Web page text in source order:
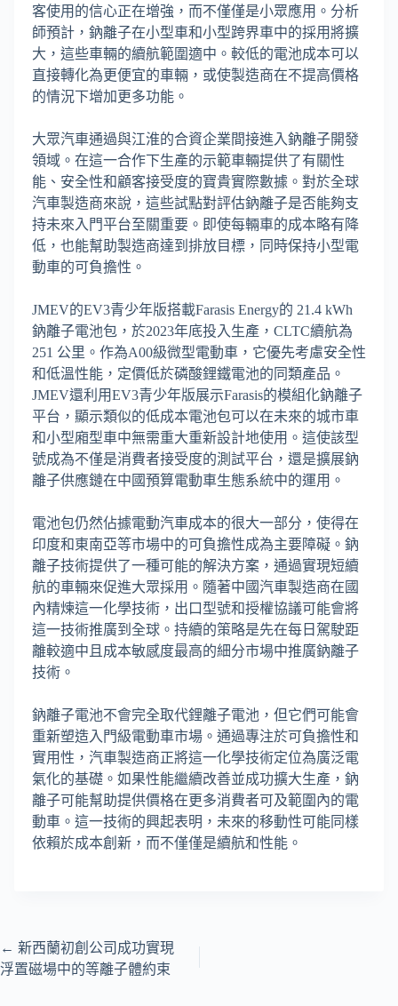
客使用的信心正在增強，而不僅僅是小眾應用。分析
師預計，鈉離子在小型車和小型跨界車中的採用將擴
大，這些車輛的續航範圍適中。較低的電池成本可以
直接轉化為更便宜的車輛，或使製造商在不提高價格
的情況下增加更多功能。
大眾汽車通過與江淮的合資企業間接進入鈉離子開發
領域。在這一合作下生產的示範車輛提供了有關性
能、安全性和顧客接受度的寶貴實際數據。對於全球
汽車製造商來說，這些試點對評估鈉離子是否能夠支
持未來入門平台至關重要。即使每輛車的成本略有降
低，也能幫助製造商達到排放目標，同時保持小型電
動車的可負擔性。
JMEV的EV3青少年版搭載Farasis Energy的 21.4 kWh
鈉離子電池包，於2023年底投入生產，CLTC續航為
251 公里。作為A00級微型電動車，它優先考慮安全性
和低溫性能，定價低於磷酸鋰鐵電池的同類產品。
JMEV還利用EV3青少年版展示Farasis的模組化鈉離子
平台，顯示類似的低成本電池包可以在未來的城市車
和小型廂型車中無需重大重新設計地使用。這使該型
號成為不僅是消費者接受度的測試平台，還是擴展鈉
離子供應鏈在中國預算電動車生態系統中的運用。
電池包仍然佔據電動汽車成本的很大一部分，使得在
印度和東南亞等市場中的可負擔性成為主要障礙。鈉
離子技術提供了一種可能的解決方案，通過實現短續
航的車輛來促進大眾採用。隨著中國汽車製造商在國
內精煉這一化學技術，出口型號和授權協議可能會將
這一技術推廣到全球。持續的策略是先在每日駕駛距
離較適中且成本敏感度最高的細分市場中推廣鈉離子
技術。
鈉離子電池不會完全取代鋰離子電池，但它們可能會
重新塑造入門級電動車市場。通過專注於可負擔性和
實用性，汽車製造商正將這一化學技術定位為廣泛電
氣化的基礎。如果性能繼續改善並成功擴大生產，鈉
離子可能幫助提供價格在更多消費者可及範圍內的電
動車。這一技術的興起表明，未來的移動性可能同樣
依賴於成本創新，而不僅僅是續航和性能。
← 新西蘭初創公司成功實現
浮置磁場中的等離子體約束